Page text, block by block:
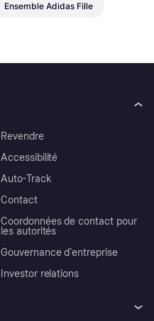
Ensemble Adidas Fille
Revendre
Accessibilité
Auto-Track
Contact
Coordonnées de contact pour
les autorités
Gouvernance d’entreprise
Investor relations